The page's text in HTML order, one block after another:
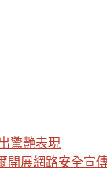
驚艷表現
開展網路安全宣